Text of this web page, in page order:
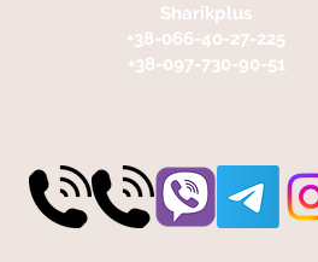
Sharikplus
+38-066-40-27-225
+38-097-730-90-51